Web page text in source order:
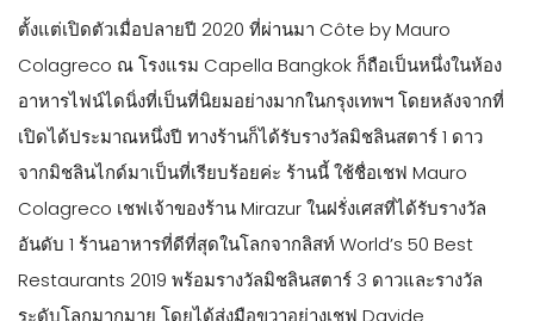
ตั้งแต่เปิดตัวเมื่อปลายปี 2020 ที่ผ่านมา Côte by Mauro
Colagreco ณ โรงแรม Capella Bangkok ก็ถือเป็นหนึ่งในห้อง
อาหารไฟน์ไดนิ่งที่เป็นที่นิยมอย่างมากในกรุงเทพฯ โดยหลังจากที่
เปิดได้ประมาณหนึ่งปี ทางร้านก็ได้รับรางวัลมิชลินสตาร์ 1 ดาว
จากมิชลินไกด์มาเป็นที่เรียบร้อยค่ะ ร้านนี้ ใช้ชื่อเชฟ Mauro
Colagreco เชฟเจ้าของร้าน Mirazur ในฝรั่งเศสที่ได้รับรางวัล
อันดับ 1 ร้านอาหารที่ดีที่สุดในโลกจากลิสท์ World’s 50 Best
Restaurants 2019 พร้อมรางวัลมิชลินสตาร์ 3 ดาวและรางวัล
ระดับโลกมากมาย โดยได้ส่งมือขวาอย่างเชฟ Davide